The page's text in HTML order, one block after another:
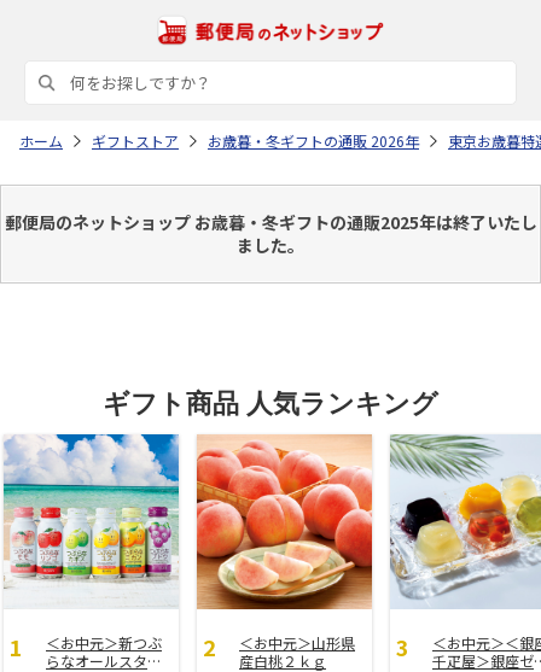
ホーム ギフトストア お歳暮・冬ギフトの通販 2026年 東京お歳暮特
郵便局のネットショップ お歳暮・冬ギフトの通販2025年は終了いたし
ました。
ギフト商品 人気ランキング
＜お中元＞新つぶ
らなオールスター
＜お中元＞山形県
産白桃２ｋｇ
＜お中元＞＜銀
千疋屋＞銀座ゼ